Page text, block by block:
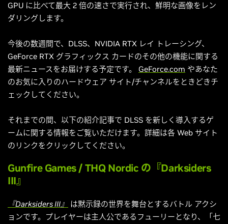
GPU に比べて最大 2 倍の速さで実行され、鮮明な画像をレン
ダリングします。
今後の数週間で、DLSS、NVIDIA RTX レイ トレーシング、
GeForce RTX グラフィックス カードのその他の機能に関する
最新ニュースをお届けする予定です。 GeForce.com やあなた
のお気に入りのハードウェア サイト/チャンネルをときどきチ
ェックしてください。
それまでの間、以下の紹介記事で DLSS を新しく導入するゲ
ームに関する情報をご覧いただけます。詳細は各 Web サイト
のリンクをクリックしてください。
Gunfire Games/THQ Nordic の『Darksiders
III』
『Darksiders III』
は黙示録の世界を舞台とするバトル アクシ
ョンです。プレイヤーは主人公であるフューリーとなり、「七